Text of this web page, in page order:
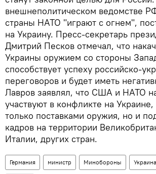
внешнеполитическом ведомстве
страны НАТО "играют с огнем",
на Украину. Пресс-секретарь
Дмитрий Песков отмечал, что
Украины оружием со стороны
способствует успеху российско-
переговоров и будет иметь
Лавров заявлял, что США и НАТО
участвуют в конфликте на
только поставками оружия, но и
кадров на территории
Италии, других стран.
Германия министр Минобороны Украина